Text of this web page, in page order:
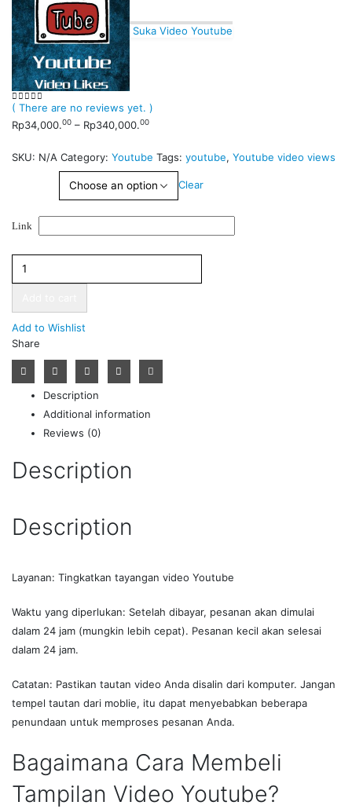
Suka Video Youtube
0 out of 5
( There are no reviews yet. )
Rp34,000.00 – Rp340,000.00
SKU: N/A Category: Youtube Tags: youtube, Youtube video views
Clear
Link
Add to Wishlist
Share
Description
Additional information
Reviews (0)
Description
Description
Layanan: Tingkatkan tayangan video Youtube
Waktu yang diperlukan: Setelah dibayar, pesanan akan dimulai
dalam 24 jam (mungkin lebih cepat). Pesanan kecil akan selesai
dalam 24 jam.
Catatan: Pastikan tautan video Anda disalin dari komputer. Jangan
tempel tautan dari moblie, itu dapat menyebabkan beberapa
penundaan untuk memproses pesanan Anda.
Bagaimana Cara Membeli
Tampilan Video Youtube?